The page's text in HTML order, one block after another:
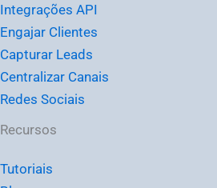
Integrações API
Engajar Clientes
Capturar Leads
Centralizar Canais
Redes Sociais
Recursos
Tutoriais